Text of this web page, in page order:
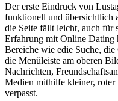
Der erste Eindruck von
funktionell und übersichtlich
die Seite fällt leicht, auch für
Erfahrung mit Online Dating
Bereiche wie edie Suche,
die Menüleiste am oberen
Nachrichten,
Medien mithilfe kleiner, roter
verpasst.